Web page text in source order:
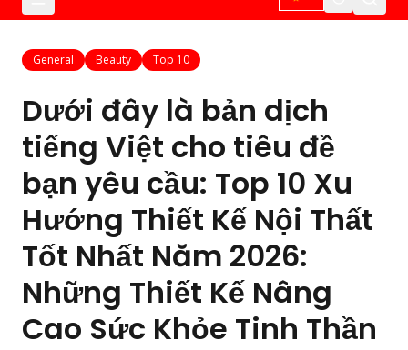
General Beauty Top 10
Dưới đây là bản dịch
tiếng Việt cho tiêu đề
bạn yêu cầu: Top 10 Xu
Hướng Thiết Kế Nội Thất
Tốt Nhất Năm 2026:
Những Thiết Kế Nâng
Cao Sức Khỏe Tinh Thần